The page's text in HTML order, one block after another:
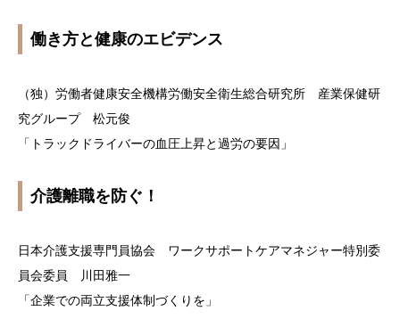
働き方と健康のエビデンス
（独）労働者健康安全機構労働安全衛生総合研究所 産業保健研
究グループ 松元俊
「トラックドライバーの血圧上昇と過労の要因」
介護離職を防ぐ！
日本介護支援専門員協会 ワークサポートケアマネジャー特別委
員会委員 川田雅一
「企業での両立支援体制づくりを」